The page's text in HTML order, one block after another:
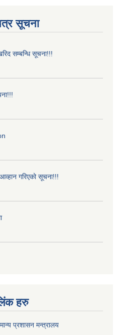
सूचना
सम्बन्धि सूचना!!!
आव्हान गरिएको सूचना!!!
हरु
प्रशासन मन्त्रालय